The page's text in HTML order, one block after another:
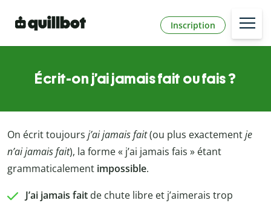
Inscription
Écrit-on j’ai jamais fait ou fais ?
On écrit toujours j’ai jamais fait(ou plus exactementje
n’ai jamais fait), la forme « j’ai jamais fais » étant
grammaticalement impossible.
J’ai jamais fait de chute libre et j’aimerais trop